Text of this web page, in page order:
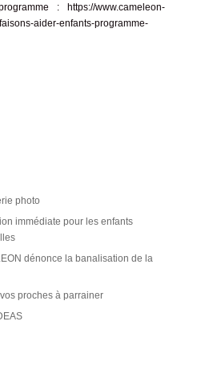
:https://www.cameleon-
aider-enfants-programme-
photo
immédiate pour les enfants
dénonce la banalisation de la
proches à parrainer